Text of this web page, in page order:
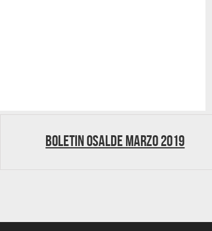
Boletin Osalde marzo 2019